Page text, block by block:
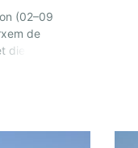
(02–09
de
dies plens